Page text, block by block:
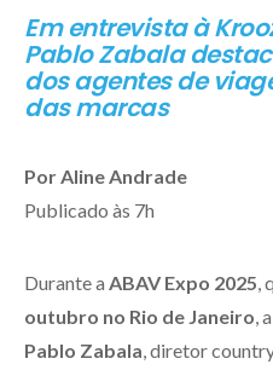
Em entrevista à
Pablo Zabala
dos agentes de
das marcas
Por Aline Andrade
Publicado às 7h
Durante a ABAV Expo 2025 ,
outubro no Rio de Janeiro , a
Pablo Zabala , diretor